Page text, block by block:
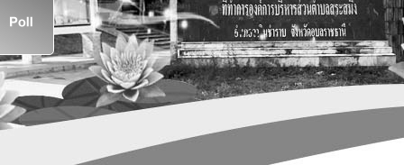
เผย
ข้อมูล
สาธารณะ
OIT
การ
ปฏิสัมพันธ์